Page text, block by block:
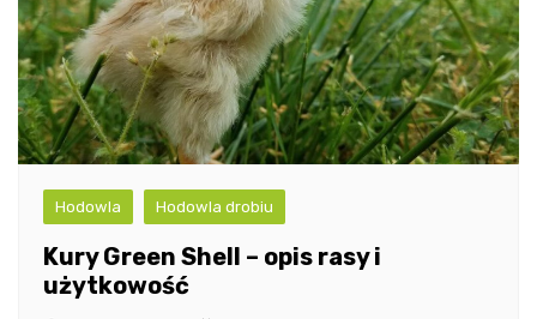
Hodowla Hodowla drobiu
Kury Green Shell – opis rasy i
użytkowość